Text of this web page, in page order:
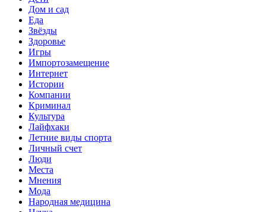
Дом и сад
Еда
Звёзды
Здоровье
Игры
Импортозамещение
Интернет
Истории
Компании
Криминал
Культура
Лайфхаки
Летние виды спорта
Личный счет
Люди
Места
Мнения
Мода
Народная медицина